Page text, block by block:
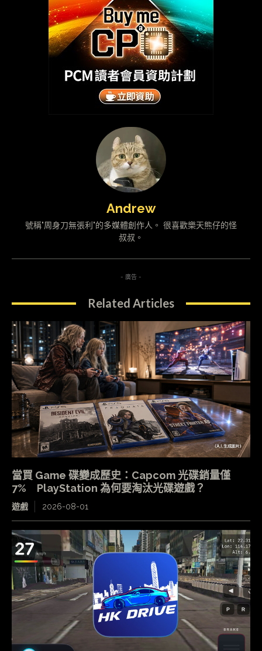
Andrew
號稱"周身刀無張利"的多媒體創作人。 很喜歡樂天熊仔的怪
叔叔。
- 廣告 -
Related Articles
當買 Game 碟變成歷史：Capcom 光碟銷量僅
7% PlayStation 為何要淘汰光碟遊戲？
遊戲 2026-08-01